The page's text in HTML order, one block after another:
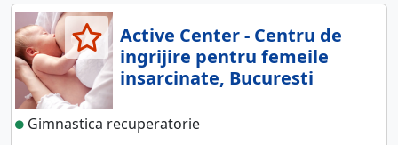
Active Center - Centru de
ingrijire pentru femeile
insarcinate, Bucuresti
Gimnastica recuperatorie